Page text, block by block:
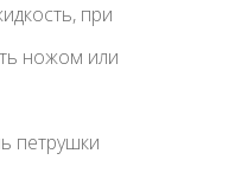
при
ножом или
петрушки